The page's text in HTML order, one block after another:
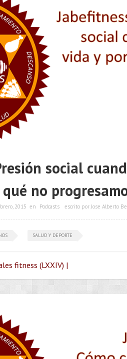
social
no
2015 en Podcasts escrito por Jose Alberto
SALUD Y DEPORTE
fitness (LXXIV) |